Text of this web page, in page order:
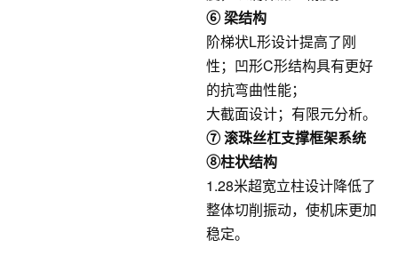
⑥ 梁结构
阶梯状L形设计提高了刚
性；凹形C形结构具有更好
的抗弯曲性能；
大截面设计；有限元分析。
⑦ 滚珠丝杠支撑框架系统
⑧柱状结构
1.28米超宽立柱设计降低了
整体切削振动，使机床更加
稳定。